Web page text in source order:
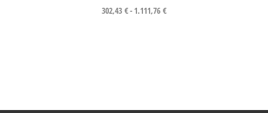
302,43 €- 1.111,76 €